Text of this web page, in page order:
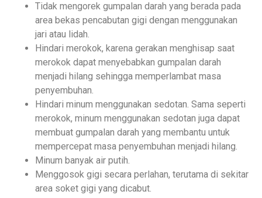
Tidak mengorek gumpalan darah yang berada pada
area bekas pencabutan gigi dengan menggunakan
jari atau lidah.
Hindari merokok, karena gerakan menghisap saat
merokok dapat menyebabkan gumpalan darah
menjadi hilang sehingga memperlambat masa
penyembuhan.
Hindari minum menggunakan sedotan. Sama seperti
merokok, minum menggunakan sedotan juga dapat
membuat gumpalan darah yang membantu untuk
mempercepat masa penyembuhan menjadi hilang.
Minum banyak air putih.
Menggosok gigi secara perlahan, terutama di sekitar
area soket gigi yang dicabut.